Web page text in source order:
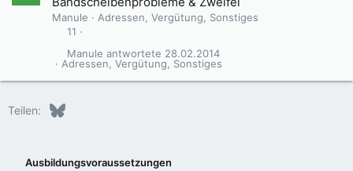
Manule
Adressen, Vergütung, Sonstiges
11
Adressen, Vergütung, Sonstiges
28.02.2014
Manule
Teilen: Bluesky
Ausbildungsvoraussetzungen